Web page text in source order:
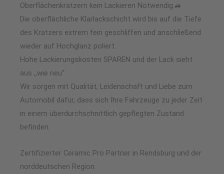
Oberflächenkratzern kein Lackieren Notwendig.🚙
Die oberflächliche Klarlackschicht wird bis auf die Tiefe
des Kratzers extrem fein geschliffen und anschließend
wieder auf Hochglanz poliert.
Hohe Lackierungskosten SPAREN und der Lack sieht
aus ,,wie neu“.
Wir sorgen mit Qualität, Leidenschaft und Liebe zum
Automobil dafür, dass sich Ihre Fahrzeuge zu jeder Zeit
in einem überdurchschnittlich gepflegten Zustand
befinden.
Zertifizierter Ceramic Pro Partner in Rendsburg und der
norddeutschen Region.